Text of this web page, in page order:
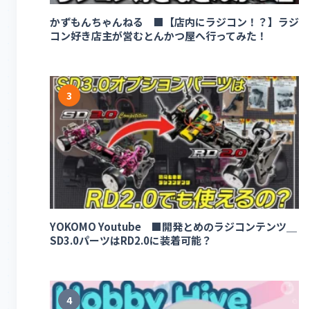
かずもんちゃんねる ■【店内にラジコン！？】ラジ
コン好き店主が営むとんかつ屋へ行ってみた！
3
YOKOMO Youtube ■開発とめのラジコンテンツ＿
SD3.0パーツはRD2.0に装着可能？
4